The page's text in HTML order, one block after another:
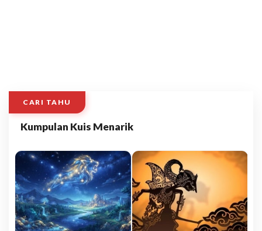
CARI TAHU
Kumpulan Kuis Menarik